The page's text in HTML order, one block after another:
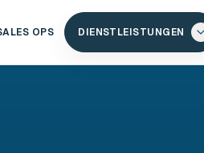
OPS DIENSTLEISTUNGEN